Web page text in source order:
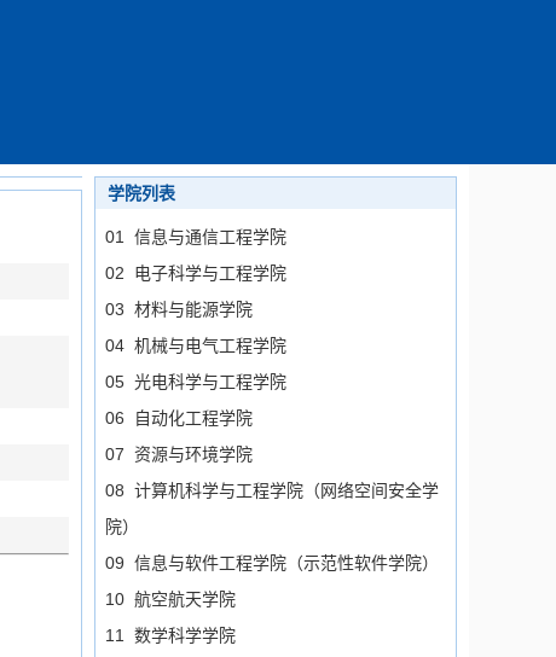
学院列表
01 信息与通信工程学院
02 电子科学与工程学院
03 材料与能源学院
04 机械与电气工程学院
05 光电科学与工程学院
06 自动化工程学院
07 资源与环境学院
08 计算机科学与工程学院（网络空间安全学
院）
09 信息与软件工程学院（示范性软件学院）
10 航空航天学院
11 数学科学学院